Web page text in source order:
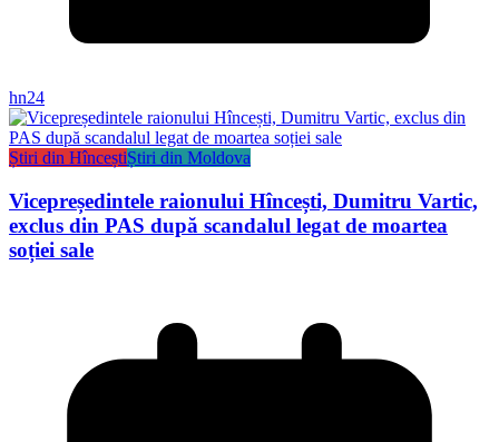
hn24
Știri din HînceștiȘtiri din Moldova
Vicepreședintele raionului Hîncești, Dumitru Vartic,
exclus din PAS după scandalul legat de moartea
soției sale